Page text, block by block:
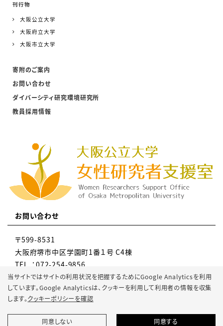
当サイトではサイトの利用状況を把握するためにGoogle Analyticsを利用
しています。Google Analyticsは、 クッキーを利用して利用者の情報を収集
します。クッキーポリシーを確認
同意しない 同意する
刊行物
大阪公立大学
大阪府立大学
大阪市立大学
寄附のご案内
お問い合わせ
ダイバーシティ研究環境研究所
教員採用情報
お問い合わせ
〒599-8531
大阪府堺市中区学園町1番１号 C4棟
TEL ：072-254-9856
MAIL：gr-knky-wsupport@omu.ac.jp
© 2022 Osaka Metropolitan University.